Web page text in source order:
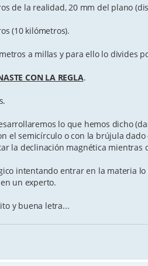
de la realidad, 20 mm del plano
(10 kilómetros).
a millas y para ello lo divides
CON LA REGLA.
lo que hemos dicho
el semicírculo o con la brújula
la declinación magnética mientras
intentando entrar en la materia
un experto.
y buena letra...